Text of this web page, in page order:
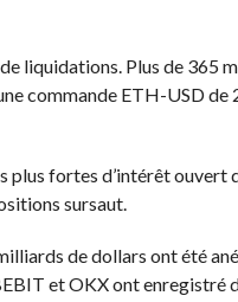
liquidations. Plus de 365
commande ETH-USD de
plus fortes d’intérêt ouvert
sursaut.
de dollars ont été
et OKX ont enregistré